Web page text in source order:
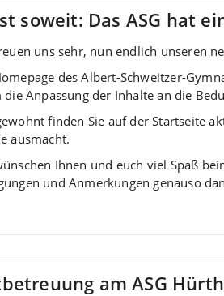
soweit: Das ASG hat
uns sehr, nun endlich unseren
des Albert-Schweitzer-
die Anpassung der Inhalte an die
finden Sie auf der Startseite
ausmacht.
Ihnen und euch viel Spaß
und Anmerkungen genauso
am ASG Hürth